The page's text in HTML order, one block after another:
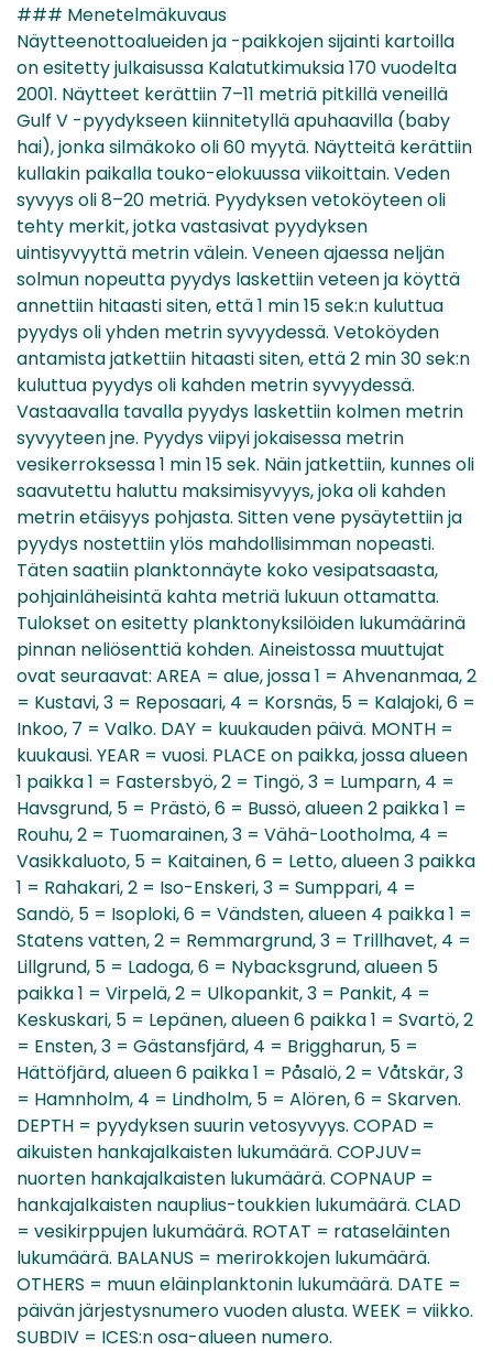
### Menetelmäkuvaus
Näytteenottoalueiden ja -paikkojen sijainti kartoilla
on esitetty julkaisussa Kalatutkimuksia 170 vuodelta
2001. Näytteet kerättiin 7–11 metriä pitkillä veneillä
Gulf V -pyydykseen kiinnitetyllä apuhaavilla (baby
hai), jonka silmäkoko oli 60 myytä. Näytteitä kerättiin
kullakin paikalla touko-elokuussa viikoittain. Veden
syvyys oli 8–20 metriä. Pyydyksen vetoköyteen oli
tehty merkit, jotka vastasivat pyydyksen
uintisyvyyttä metrin välein. Veneen ajaessa neljän
solmun nopeutta pyydys laskettiin veteen ja köyttä
annettiin hitaasti siten, että 1 min 15 sek:n kuluttua
pyydys oli yhden metrin syvyydessä. Vetoköyden
antamista jatkettiin hitaasti siten, että 2 min 30 sek:n
kuluttua pyydys oli kahden metrin syvyydessä.
Vastaavalla tavalla pyydys laskettiin kolmen metrin
syvyyteen jne. Pyydys viipyi jokaisessa metrin
vesikerroksessa 1 min 15 sek. Näin jatkettiin, kunnes oli
saavutettu haluttu maksimisyvyys, joka oli kahden
metrin etäisyys pohjasta. Sitten vene pysäytettiin ja
pyydys nostettiin ylös mahdollisimman nopeasti.
Täten saatiin planktonnäyte koko vesipatsaasta,
pohjainläheisintä kahta metriä lukuun ottamatta.
Tulokset on esitetty planktonyksilöiden lukumäärinä
pinnan neliösenttiä kohden. Aineistossa muuttujat
ovat seuraavat: AREA = alue, jossa 1 = Ahvenanmaa, 2
= Kustavi, 3 = Reposaari, 4 = Korsnäs, 5 = Kalajoki, 6 =
Inkoo, 7 = Valko. DAY = kuukauden päivä. MONTH =
kuukausi. YEAR = vuosi. PLACE on paikka, jossa alueen
1 paikka 1 = Fastersbyö, 2 = Tingö, 3 = Lumparn, 4 =
Havsgrund, 5 = Prästö, 6 = Bussö, alueen 2 paikka 1 =
Rouhu, 2 = Tuomarainen, 3 = Vähä-Lootholma, 4 =
Vasikkaluoto, 5 = Kaitainen, 6 = Letto, alueen 3 paikka
1 = Rahakari, 2 = Iso-Enskeri, 3 = Sumppari, 4 =
Sandö, 5 = Isoploki, 6 = Vändsten, alueen 4 paikka 1 =
Statens vatten, 2 = Remmargrund, 3 = Trillhavet, 4 =
Lillgrund, 5 = Ladoga, 6 = Nybacksgrund, alueen 5
paikka 1 = Virpelä, 2 = Ulkopankit, 3 = Pankit, 4 =
Keskuskari, 5 = Lepänen, alueen 6 paikka 1 = Svartö, 2
= Ensten, 3 = Gästansfjärd, 4 = Briggharun, 5 =
Hättöfjärd, alueen 6 paikka 1 = Påsalö, 2 = Våtskär, 3
= Hamnholm, 4 = Lindholm, 5 = Alören, 6 = Skarven.
DEPTH = pyydyksen suurin vetosyvyys. COPAD =
aikuisten hankajalkaisten lukumäärä. COPJUV=
nuorten hankajalkaisten lukumäärä. COPNAUP =
hankajalkaisten nauplius-toukkien lukumäärä. CLAD
= vesikirppujen lukumäärä. ROTAT = rataseläinten
lukumäärä. BALANUS = merirokkojen lukumäärä.
OTHERS = muun eläinplanktonin lukumäärä. DATE =
päivän järjestysnumero vuoden alusta. WEEK = viikko.
SUBDIV = ICES:n osa-alueen numero.